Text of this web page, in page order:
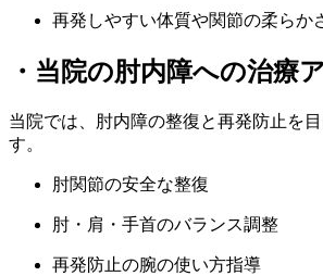
再発しやすい体質や関節の柔らか
・当院の肘内障への治療
当院では、 肘内障の整復と再発防止 を
す。
肘関節の安全な整復
肘・肩・手首のバランス調整
再発防止の腕の使い方指導